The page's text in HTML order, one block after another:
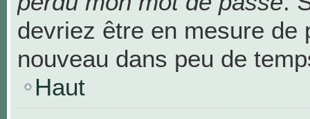
devriez être en mesure de
nouveau dans peu de
Haut